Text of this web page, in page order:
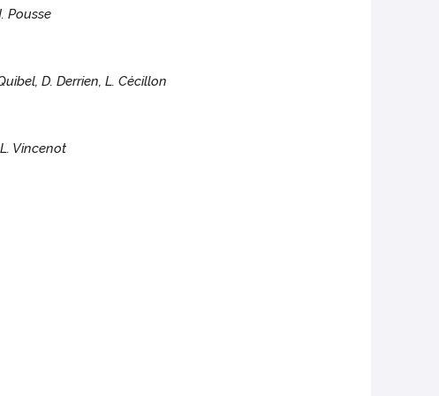
Pousse
D. Derrien, L. Cécillon
Vincenot